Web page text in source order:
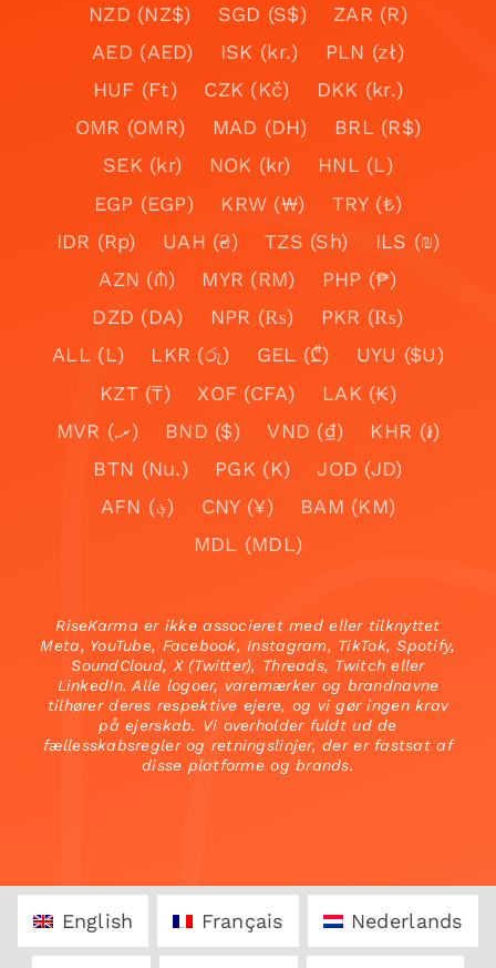
NZD (NZ$)
SGD (S$)
ZAR (R)
AED (AED)
ISK (kr.)
PLN (zł)
HUF (Ft)
CZK (Kč)
DKK (kr.)
OMR (OMR)
MAD (DH)
BRL (R$)
SEK (kr)
NOK (kr)
HNL (L)
EGP (EGP)
KRW (₩)
TRY (₺)
IDR (Rp)
UAH (₴) TZS (Sh)
ILS (₪)
AZN (₼)
MYR (RM)
PHP (₱)
DZD (DA)
NPR (₨)
PKR (₨)
ALL (L)
LKR (රු) GEL (₾)
UYU ($U)
KZT (₸)
XOF (CFA)
LAK (₭)
MVR (.ރ)
BND ($) VND (₫)
KHR (៛)
BTN (Nu.)
PGK (K)
JOD (JD)
AFN (؋)
CNY (¥)
BAM (KM)
MDL (MDL)
RiseKarma er ikke associeret med eller tilknyttet
Meta, YouTube, Facebook, Instagram, TikTok, Spotify,
SoundCloud, X (Twitter), Threads, Twitch eller
LinkedIn. Alle logoer, varemærker og brandnavne
tilhører deres respektive ejere, og vi gør ingen krav
på ejerskab. Vi overholder fuldt ud de
fællesskabsregler og retningslinjer, der er fastsat af
disse platforme og brands.
English Français Nederlands